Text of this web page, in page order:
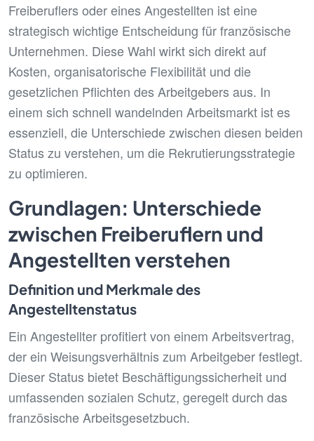
Freiberuflers oder eines Angestellten ist eine
strategisch wichtige Entscheidung für französische
Unternehmen. Diese Wahl wirkt sich direkt auf
Kosten, organisatorische Flexibilität und die
gesetzlichen Pflichten des Arbeitgebers aus. In
einem sich schnell wandelnden Arbeitsmarkt ist es
essenziell, die Unterschiede zwischen diesen beiden
Status zu verstehen, um die Rekrutierungsstrategie
zu optimieren.
Grundlagen: Unterschiede
zwischen Freiberuflern und
Angestellten verstehen
Definition und Merkmale des
Angestelltenstatus
Ein Angestellter profitiert von einem Arbeitsvertrag,
der ein Weisungsverhältnis zum Arbeitgeber festlegt.
Dieser Status bietet Beschäftigungssicherheit und
umfassenden sozialen Schutz, geregelt durch das
französische Arbeitsgesetzbuch.